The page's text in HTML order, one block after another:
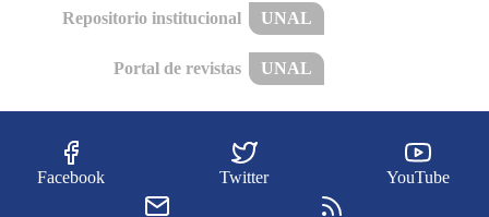
Repositorio institucional UNAL
Portal de revistas UNAL
Facebook Twitter YouTube